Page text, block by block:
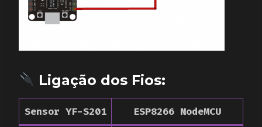
Ligação dos Fios:
Sensor YF-S201 ESP8266 NodeMCU